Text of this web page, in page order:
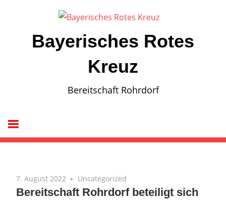
springenBayerisches Rotes
Kreuz
Bereitschaft Rohrdorf
7. August 2022 Uncategorized
Bereitschaft Rohrdorf beteiligt sich